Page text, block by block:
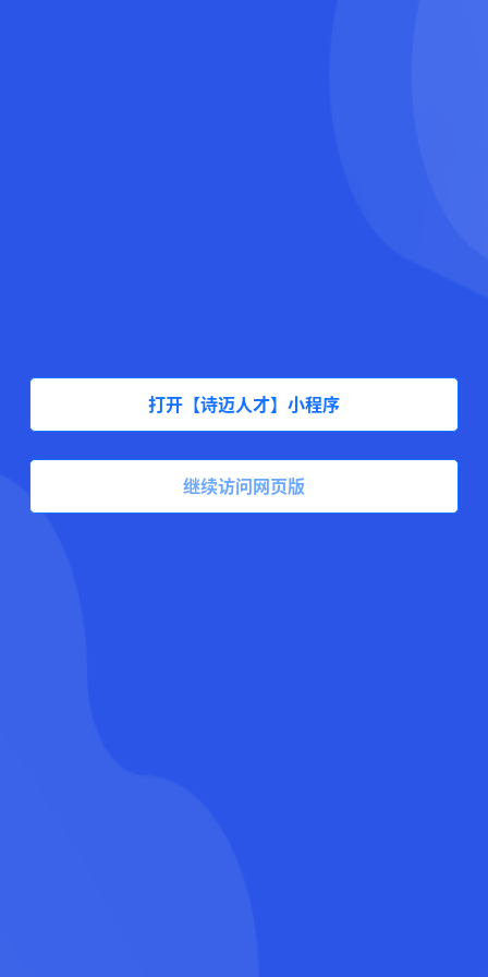
打开【诗迈人才】小程序
继续访问网页版